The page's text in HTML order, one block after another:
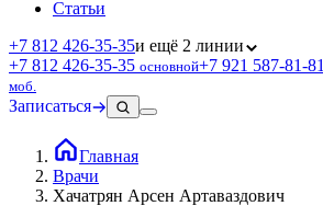
Статьи
+7 812 426‑35‑35и ещё 2 линии
+7 812 426‑35‑35 основной+7 921 587‑81‑81
моб.
Записаться
Главная
Врачи
Хачатрян Арсен Артаваздович